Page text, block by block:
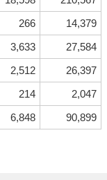
266
14,379
3,633
27,584
2,512
26,397
214
2,047
6,848 90,899